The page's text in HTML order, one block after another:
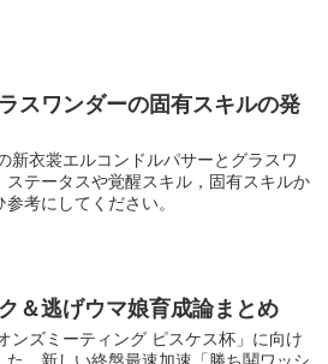
スワンダーの固有スキルの発
新衣裳エルコンドルパサーとグラスワ
テータスや覚醒スキル，固有スキルか
考にしてください。
＆逃げウマ娘育成論まとめ
ンズミーティング ピスケス杯」に向け